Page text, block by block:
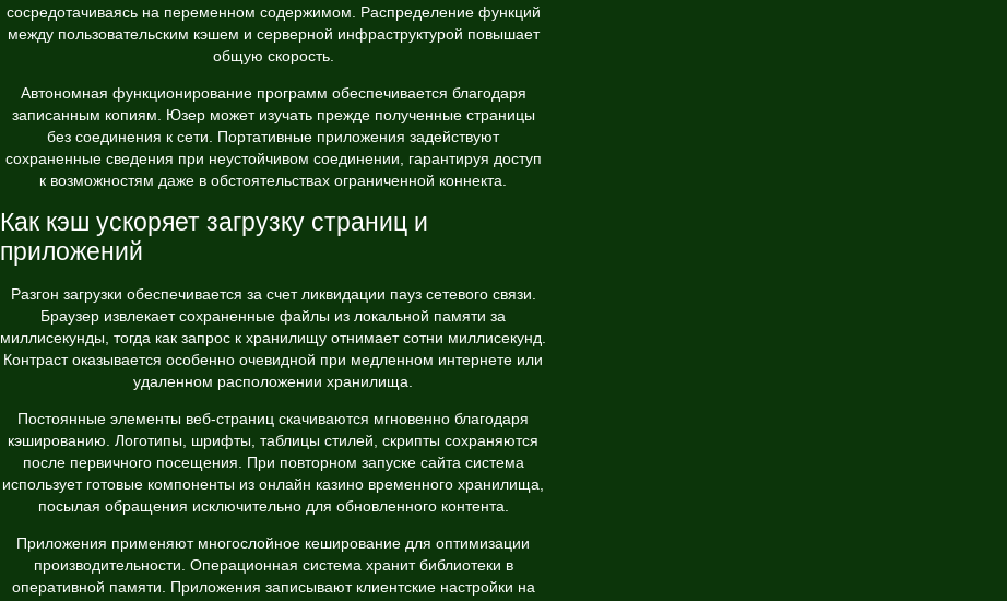
сосредотачиваясь на переменном содержимом. Распределение функций
между пользовательским кэшем и серверной инфраструктурой повышает
общую скорость.
Автономная функционирование программ обеспечивается благодаря
записанным копиям. Юзер может изучать прежде полученные страницы
без соединения к сети. Портативные приложения задействуют
сохраненные сведения при неустойчивом соединении, гарантируя доступ
к возможностям даже в обстоятельствах ограниченной коннекта.
Как кэш ускоряет загрузку страниц и
приложений
Разгон загрузки обеспечивается за счет ликвидации пауз сетевого связи.
Браузер извлекает сохраненные файлы из локальной памяти за
миллисекунды, тогда как запрос к хранилищу отнимает сотни миллисекунд.
Контраст оказывается особенно очевидной при медленном интернете или
удаленном расположении хранилища.
Постоянные элементы веб-страниц скачиваются мгновенно благодаря
кэшированию. Логотипы, шрифты, таблицы стилей, скрипты сохраняются
после первичного посещения. При повторном запуске сайта система
использует готовые компоненты из онлайн казино временного хранилища,
посылая обращения исключительно для обновленного контента.
Приложения применяют многослойное кеширование для оптимизации
производительности. Операционная система хранит библиотеки в
оперативной памяти. Приложения записывают клиентские настройки на